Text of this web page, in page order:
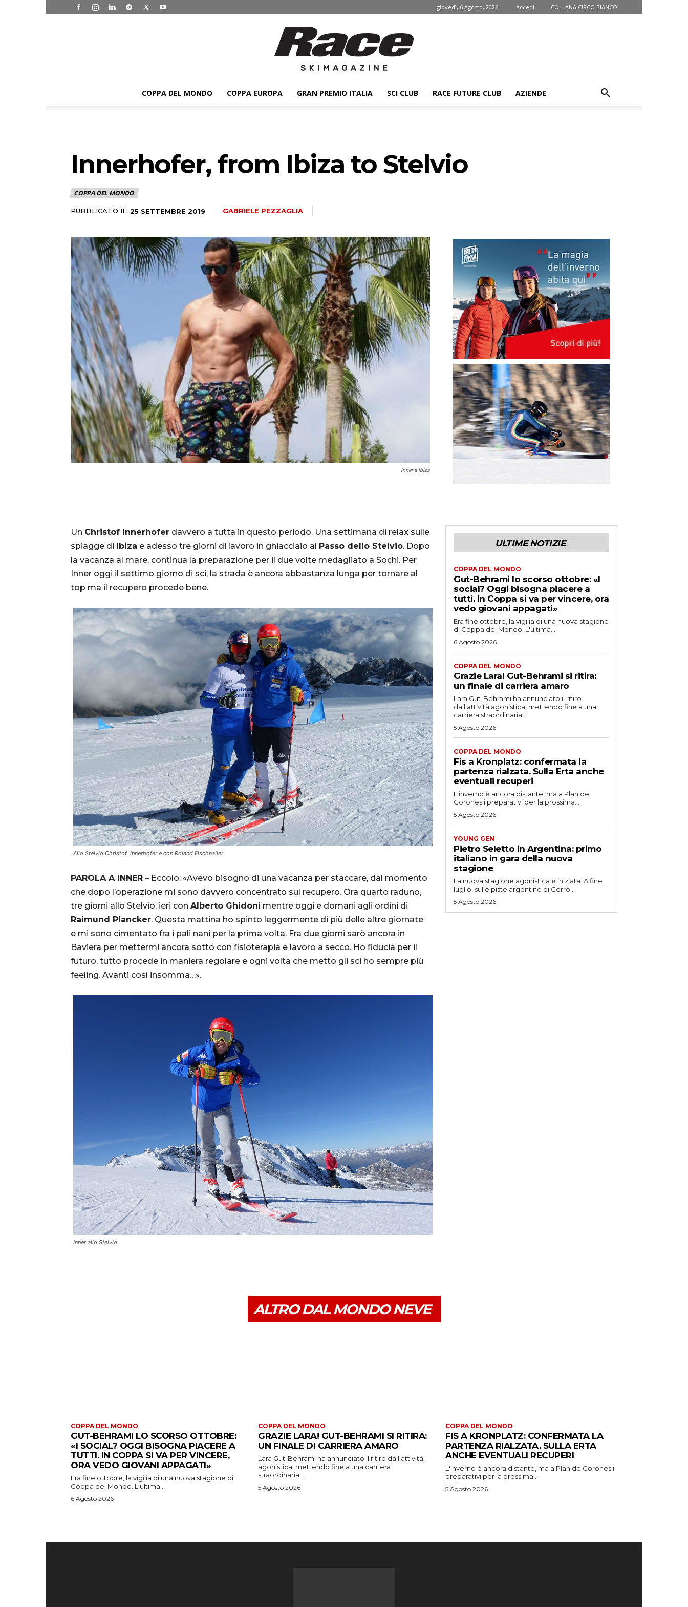
giovedì, 6 Agosto, 2026 Accedi COLLANA CIRCO BIANCO
magazine
COPPA DEL MONDO COPPA EUROPA GRAN PREMIO ITALIA SCI CLUB RACE FUTURE CLUB AZIENDE
Innerhofer, from Ibiza to Stelvio
COPPA DEL MONDO
PUBBLICATO IL: 25 SETTEMBRE 2019 GABRIELE PEZZAGLIA
Inner a Ibiza
Un Christof Innerhofer davvero a tutta in questo periodo. Una settimana di relax sulle
spiagge di Ibiza e adesso tre giorni di lavoro in ghiacciaio al Passo dello Stelvio. Dopo
la vacanza al mare, continua la preparazione per il due volte medagliato a Sochi. Per
Inner oggi il settimo giorno di sci, la strada è ancora abbastanza lunga per tornare al
top ma il recupero procede bene.
Allo Stelvio Christof Innerhofer e con Roland Fischnaller
PAROLA A INNER – Eccolo: «Avevo bisogno di una vacanza per staccare, dal momento
che dopo l’operazione mi sono davvero concentrato sul recupero. Ora quarto raduno,
tre giorni allo Stelvio, ieri con Alberto Ghidoni mentre oggi e domani agli ordini di
Raimund Plancker. Questa mattina ho spinto leggermente di più delle altre giornate
e mi sono cimentato fra i pali nani per la prima volta. Fra due giorni sarò ancora in
Baviera per mettermi ancora sotto con fisioterapia e lavoro a secco. Ho fiducia per il
futuro, tutto procede in maniera regolare e ogni volta che metto gli sci ho sempre più
feeling. Avanti così insomma…».
Inner allo Stelvio
ULTIME NOTIZIE
COPPA DEL MONDO
Gut-Behrami lo scorso ottobre: «I
social? Oggi bisogna piacere a
tutti. In Coppa si va per vincere, ora
vedo giovani appagati»
Era fine ottobre, la vigilia di una nuova stagione
di Coppa del Mondo. L'ultima...
6 Agosto 2026
COPPA DEL MONDO
Grazie Lara! Gut-Behrami si ritira:
un finale di carriera amaro
Lara Gut-Behrami ha annunciato il ritiro
dall'attività agonistica, mettendo fine a una
carriera straordinaria...
5 Agosto 2026
COPPA DEL MONDO
Fis a Kronplatz: confermata la
partenza rialzata. Sulla Erta anche
eventuali recuperi
L'inverno è ancora distante, ma a Plan de
Corones i preparativi per la prossima...
5 Agosto 2026
YOUNG GEN
Pietro Seletto in Argentina: primo
italiano in gara della nuova
stagione
La nuova stagione agonistica è iniziata. A fine
luglio, sulle piste argentine di Cerro...
5 Agosto 2026
ALTRO DAL MONDO NEVE
COPPA DEL MONDO
GUT-BEHRAMI LO SCORSO OTTOBRE:
«I SOCIAL? OGGI BISOGNA PIACERE A
TUTTI. IN COPPA SI VA PER VINCERE,
ORA VEDO GIOVANI APPAGATI»
Era fine ottobre, la vigilia di una nuova stagione di
Coppa del Mondo. L'ultima...
6 Agosto 2026
COPPA DEL MONDO
GRAZIE LARA! GUT-BEHRAMI SI RITIRA:
UN FINALE DI CARRIERA AMARO
Lara Gut-Behrami ha annunciato il ritiro dall'attività
agonistica, mettendo fine a una carriera
straordinaria...
5 Agosto 2026
COPPA DEL MONDO
FIS A KRONPLATZ: CONFERMATA LA
PARTENZA RIALZATA. SULLA ERTA
ANCHE EVENTUALI RECUPERI
L'inverno è ancora distante, ma a Plan de Corones i
preparativi per la prossima...
5 Agosto 2026